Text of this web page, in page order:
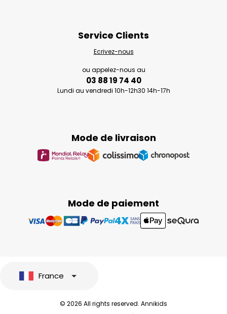
Mode de paiement
Mode de livraison
Service Clients
Ecrivez-nous
ou appelez-nous au
03 88 19 74 40
Lundi au vendredi 10h-12h30 14h-17h
France
© 2026 All rights reserved. Annikids